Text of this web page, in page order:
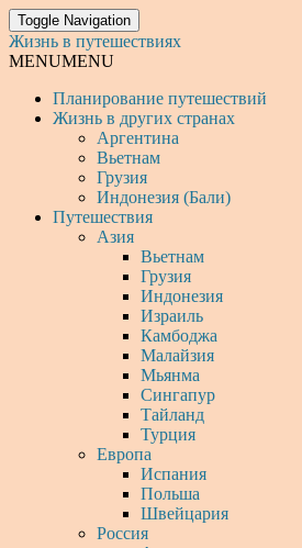
Toggle Navigation
Жизнь в путешествиях
MENUMENU
Планирование путешествий
Жизнь в других странах
Аргентина
Вьетнам
Грузия
Индонезия (Бали)
Путешествия
Азия
Вьетнам
Грузия
Индонезия
Израиль
Камбоджа
Малайзия
Мьянма
Сингапур
Тайланд
Турция
Европа
Испания
Польша
Швейцария
Россия